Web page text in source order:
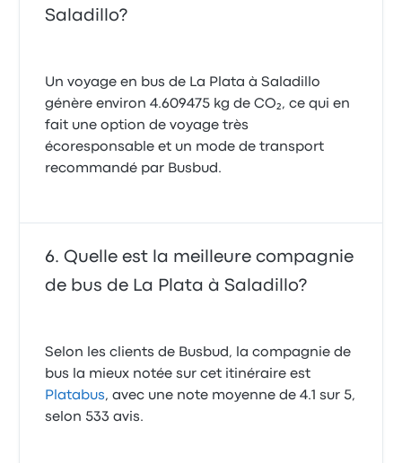
Saladillo?
Un voyage en bus de La Plata à Saladillo
génère environ 4.609475 kg de CO₂, ce qui en
fait une option de voyage très
écoresponsable et un mode de transport
recommandé par Busbud.
Quelle est la meilleure compagnie
de bus de La Plata à Saladillo?
Selon les clients de Busbud, la compagnie de
bus la mieux notée sur cet itinéraire est
Platabus, avec une note moyenne de 4.1 sur 5,
selon 533 avis.